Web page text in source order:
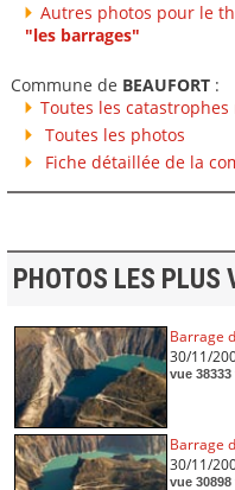
Autres photos pour le
"les barrages"
Commune de BEAUFORT:
Toutes les
Toutes les photos
Fiche détaillée de la
PHOTOS LES
Barrage
30/11/
vue
Barrage
30/11/
vue